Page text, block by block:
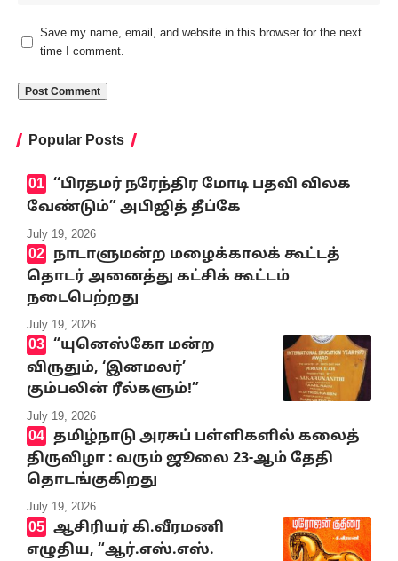
Save my name, email, and website in this browser for the next
time I comment.
Popular Posts
‘‘பிரதமர் நரேந்திர மோடி பதவி விலக
வேண்டும்” அபிஜித் தீப்கே
July 19, 2026
நாடாளுமன்ற மழைக்காலக் கூட்டத்
தொடர் அனைத்து கட்சிக் கூட்டம்
நடைபெற்றது
July 19, 2026
“யுனெஸ்கோ மன்ற
விருதும், ‘இனமலர்’
கும்பலின் ரீல்களும்!”
July 19, 2026
தமிழ்நாடு அரசுப் பள்ளிகளில் கலைத்
திருவிழா : வரும் ஜூலை 23-ஆம் தேதி
தொடங்குகிறது
July 19, 2026
ஆசிரியர் கி.வீரமணி
எழுதிய, “ஆர்.எஸ்.எஸ்.